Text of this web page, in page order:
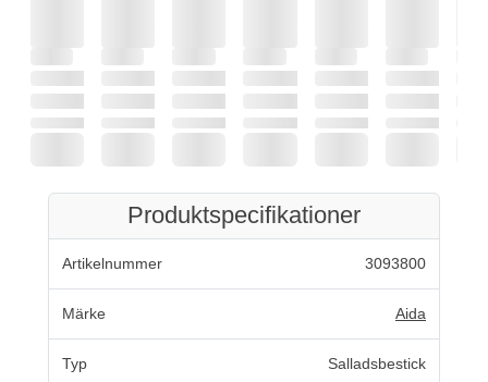
Produktspecifikationer
Artikelnummer 3093800
Märke Aida
Typ Salladsbestick